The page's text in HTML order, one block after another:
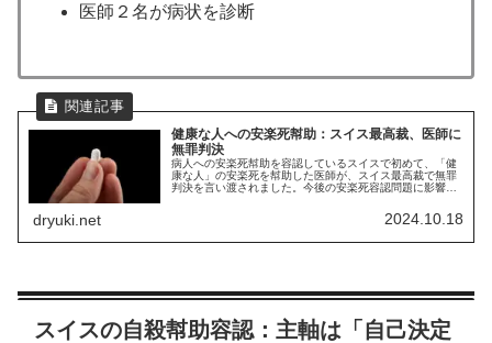
医師２名が病状を診断
健康な人への安楽死幇助：スイス最高裁、医師に
無罪判決
病人への安楽死幇助を容認しているスイスで初めて、「健
康な人」の安楽死を幇助した医師が、スイス最高裁で無罪
判決を言い渡されました。今後の安楽死容認問題に影響を
dryuki.net 2024.10.18
スイスの自殺幇助容認：主軸は「自己決定